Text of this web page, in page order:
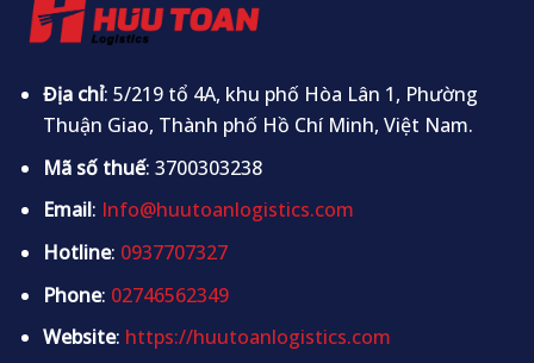
Địa chỉ: 5/219 tổ 4A, khu phố Hòa Lân 1, Phường
Thuận Giao, Thành phố Hồ Chí Minh, Việt Nam.
Mã số thuế: 3700303238
Email: Info@huutoanlogistics.com
Hotline: 0937707327
Phone: 02746562349
Website: https://huutoanlogistics.com